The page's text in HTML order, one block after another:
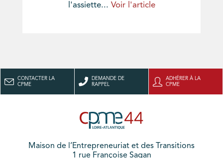
l'assiette... Voir l'article
CONTACTER LA
CPME
DEMANDE DE
RAPPEL
ADHÉRER À LA
CPME
Maison de l’Entrepreneuriat et des Transitions
1 rue Françoise Sagan